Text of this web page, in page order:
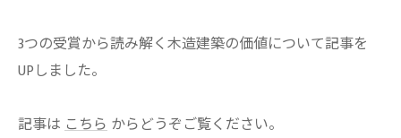
3つの受賞から読み解く木造建築の価値について記事を
UPしました。
記事はこちらからどうぞご覧ください。